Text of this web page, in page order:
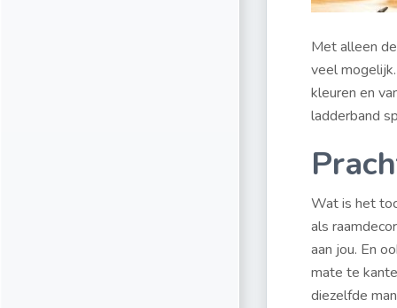
Met alleen
veel
kleuren en
ladderband
Wat is het
als
aan jou. En
mate te
diezelfde